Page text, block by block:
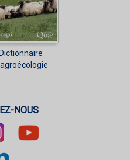
Dictionnaire
NOUS